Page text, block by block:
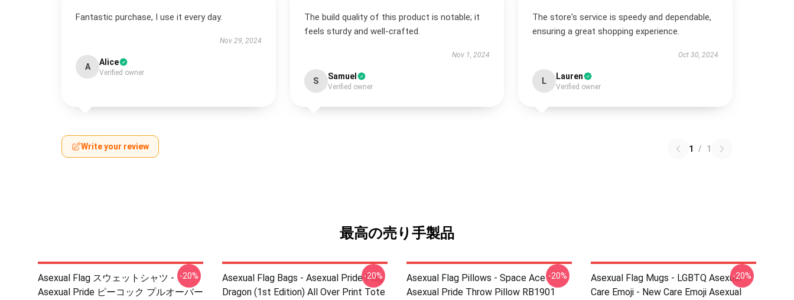
Fantastic purchase, I use it every day.
Nov 29, 2024
A Alice
Verified owner
The build quality of this product is notable; it
feels sturdy and well-crafted.
Nov 1, 2024
S Samuel
Verified owner
The store's service is speedy and dependable,
ensuring a great shopping experience.
Oct 30, 2024
L Lauren
Verified owner
Write your review 1 / 1
最高の売り手製品
Asexual Flag スウェットシャツ -
Asexual Pride ピーコック プルオーバー
-20%
Asexual Flag Bags - Asexual Pride Flag
Dragon (1st Edition) All Over Print Tote
-20%
Asexual Flag Pillows - Space Ace -
Asexual Pride Throw Pillow RB1901
-20%
Asexual Flag Mugs - LGBTQ Asexual
Care Emoji - New Care Emoji Asexual
-20%